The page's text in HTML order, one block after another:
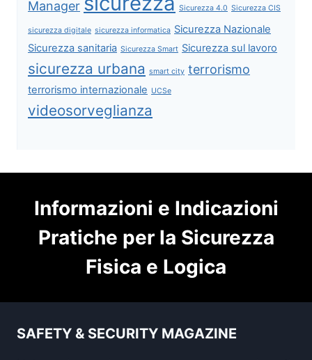
Manager
Sicurezza 4.0 Sicurezza CIS
sicurezza digitale sicurezza informatica Sicurezza Nazionale
Sicurezza sanitaria Sicurezza Smart Sicurezza sul lavoro
sicurezza urbana smart city terrorismo
terrorismo internazionale UCSe
videosorveglianza
Informazioni e Indicazioni
Pratiche per la Sicurezza
Fisica e Logica
SAFETY & SECURITY MAGAZINE